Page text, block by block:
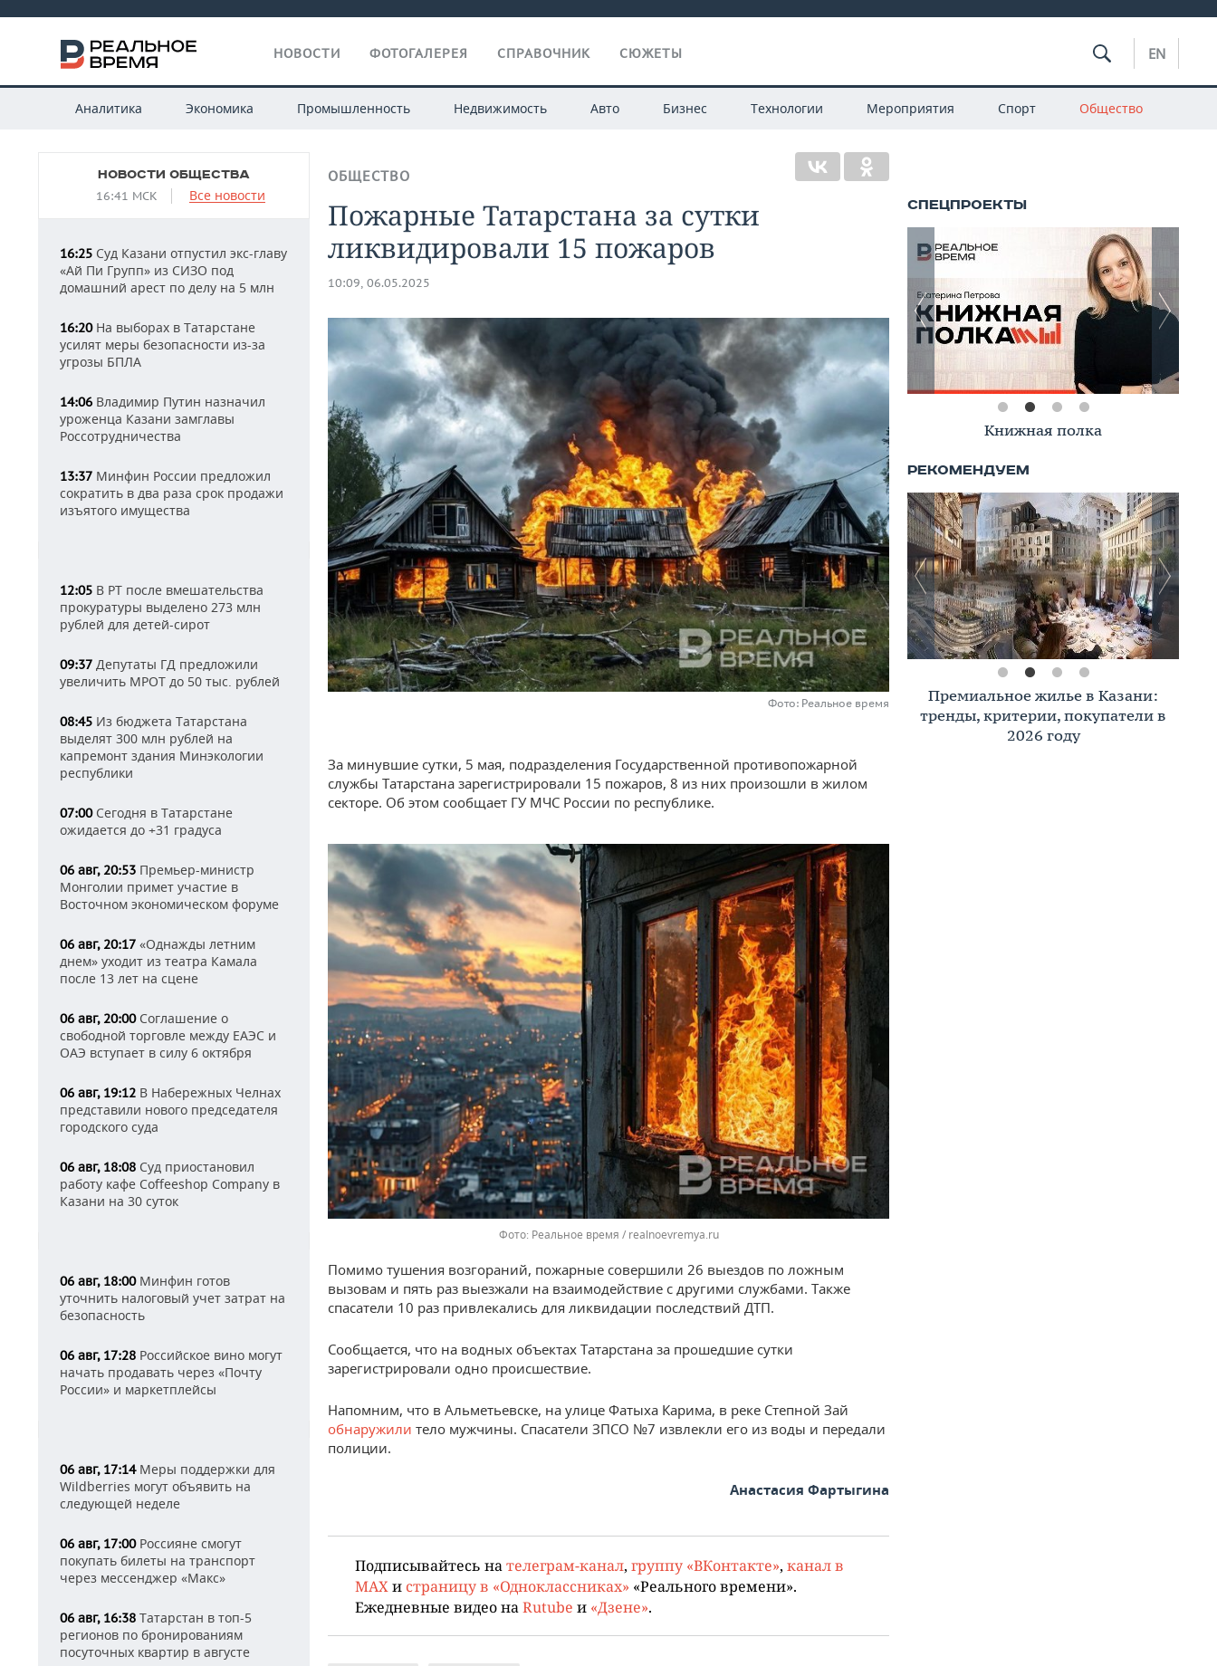
НОВОСТИ ФОТОГАЛЕРЕЯ СПРАВОЧНИК СЮЖЕТЫ EN
Аналитика Экономика Промышленность Недвижимость Авто Бизнес Технологии Мероприятия Спорт Общество
НОВОСТИ ОБЩЕСТВА
16:41 МСК Все новости
16:25 Суд Казани отпустил экс-главу
«Ай Пи Групп» из СИЗО под
домашний арест по делу на 5 млн
16:20На выборах в Татарстане
усилят меры безопасности из-за
угрозы БПЛА
14:06 Владимир Путин назначил
уроженца Казани замглавы
Россотрудничества
13:37 Минфин России предложил
сократить в два раза срок продажи
изъятого имущества
12:05 В РТ после вмешательства
прокуратуры выделено 273 млн
рублей для детей-сирот
09:37 Депутаты ГД предложили
увеличить МРОТ до 50 тыс. рублей
08:45 Из бюджета Татарстана
выделят 300 млн рублей на
капремонт здания Минэкологии
республики
07:00Сегодня в Татарстане
ожидается до +31 градуса
06 авг, 20:53 Премьер-министр
Монголии примет участие в
Восточном экономическом форуме
06 авг, 20:17 «Однажды летним
днем» уходит из театра Камала
после 13 лет на сцене
06 авг, 20:00Соглашение о
свободной торговле между ЕАЭС и
ОАЭ вступает в силу 6 октября
06 авг, 19:12 В Набережных Челнах
представили нового председателя
городского суда
06 авг, 18:08 Суд приостановил
работу кафе Coffeeshop Company в
Казани на 30 суток
06 авг, 18:00Минфин готов
уточнить налоговый учет затрат на
безопасность
06 авг, 17:28 Российское вино могут
начать продавать через «Почту
России» и маркетплейсы
06 авг, 17:14Меры поддержки для
Wildberries могут объявить на
следующей неделе
06 авг, 17:00Россияне смогут
покупать билеты на транспорт
через мессенджер «Макс»
06 авг, 16:38 Татарстан в топ-5
регионов по бронированиям
посуточных квартир в августе
ОБЩЕСТВО
Пожарные Татарстана за сутки
ликвидировали 15 пожаров
10:09, 06.05.2025
Фото: Реальное время
За минувшие сутки, 5 мая, подразделения Государственной противопожарной
службы Татарстана зарегистрировали 15 пожаров, 8 из них произошли в жилом
секторе. Об этом сообщает ГУ МЧС России по республике.
Реальное время / realnoevremya.ru
Помимо тушения возгораний, пожарные совершили 26 выездов по ложным
вызовам и пять раз выезжали на взаимодействие с другими службами. Также
спасатели 10 раз привлекались для ликвидации последствий ДТП.
Сообщается, что на водных объектах Татарстана за прошедшие сутки
зарегистрировали одно происшествие.
Напомним, что в Альметьевске, на улице Фатыха Карима, в реке Степной Зай
обнаружили тело мужчины. Спасатели ЗПСО №7 извлекли его из воды и передали
полиции.
Анастасия Фартыгина
Подписывайтесь на телеграм-канал, группу «ВКонтакте», канал в
MAX и страницу в «Одноклассниках» «Реального времени».
Ежедневные видео на Rutube и «Дзене».
Книжная полка
Премиальное жилье в Казани:
тренды, критерии, покупатели в
2026 году